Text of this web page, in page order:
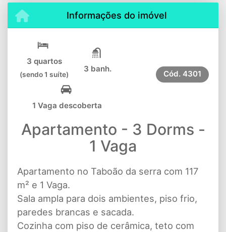
Informações do imóvel
3 quartos
(sendo 1 suíte)
3 banh.
1 Vaga descoberta
Cód. 4301
Apartamento - 3 Dorms -
1 Vaga
Apartamento no Taboão da serra com 117
m² e 1 Vaga.
Sala ampla para dois ambientes, piso frio,
paredes brancas e sacada.
Cozinha com piso de cerâmica, teto com